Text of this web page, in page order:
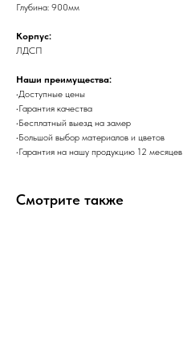
Глубина: 900мм
Корпус:
ЛДСП
Наши преимущества:
•Доступные цены
•Гарантия качества
•Бесплатный выезд на замер
•Большой выбор материалов и цветов
•Гарантия на нашу продукцию 12 месяцев
Смотрите также